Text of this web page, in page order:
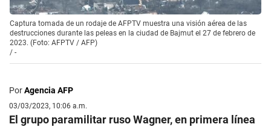
Captura tomada de un rodaje de AFPTV muestra una visión aérea de las
destrucciones durante las peleas en la ciudad de Bajmut el 27 de febrero de
2023. (Foto: AFPTV / AFP)
/ -
PorAgencia AFP
03/03/2023, 10:06 a.m.
El grupo paramilitar ruso Wagner, en primera línea